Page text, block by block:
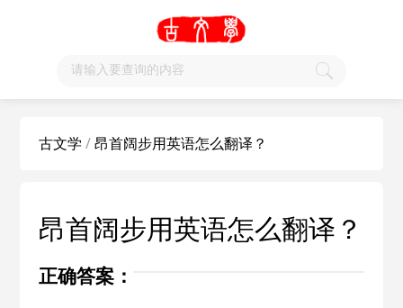
古文学 /昂首阔步用英语怎么翻译？
昂首阔步用英语怎么翻译？
正确答案：